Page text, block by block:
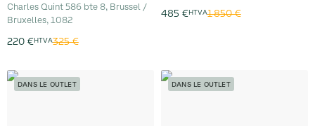
Charles Quint 586 bte 8, Brussel /
Bruxelles, 1082
220 €HTVA325 €
485 €HTVA1 850 €
DANS LE OUTLET DANS LE OUTLET